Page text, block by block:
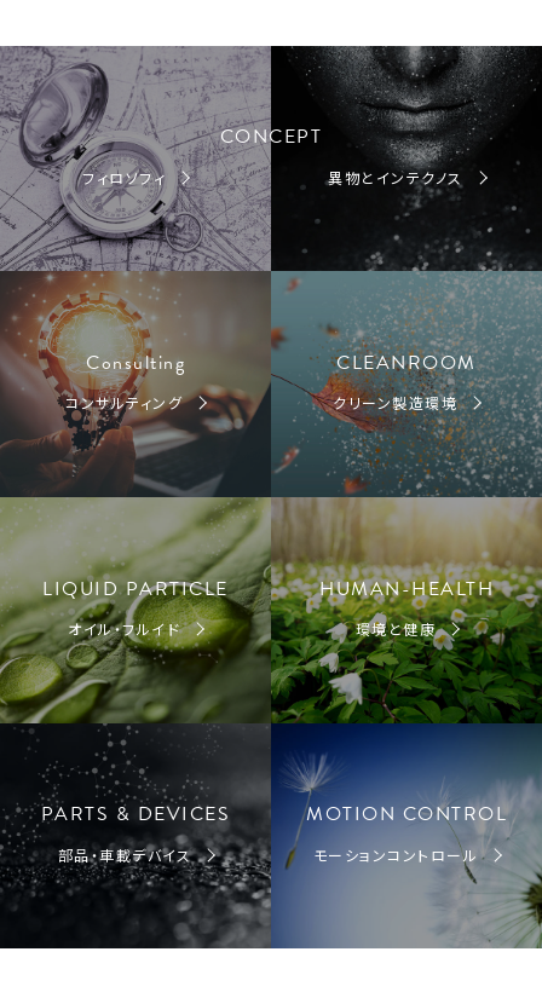
フィロソフィ
CONCEPT
異物とインテクノス
Consulting
コンサルティング
CLEANROOM
クリーン製造環境
LIQUID PARTICLE
オイル・フルイド
HUMAN-HEALTH
環境と健康
PARTS & DEVICES
部品・車載デバイス
MOTION CONTROL
モーションコントロール